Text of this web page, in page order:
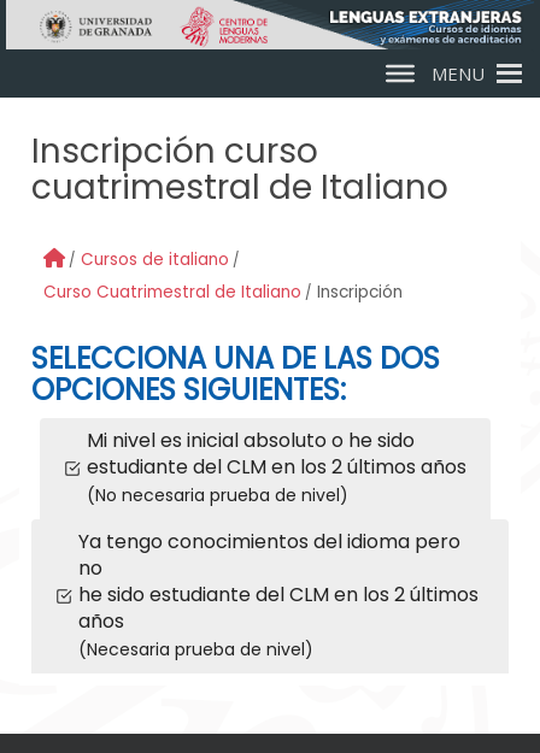
Skip to main content
MENU
Inscripción curso
cuatrimestral de Italiano
Cursos de italiano
Curso Cuatrimestral de Italiano
Inscripción
SELECCIONA UNA DE LAS DOS
OPCIONES SIGUIENTES:
Mi nivel es inicial absoluto o he sido
estudiante del CLM en los 2 últimos años
(No necesaria prueba de nivel)
Ya tengo conocimientos del idioma pero
no
he sido estudiante del CLM en los 2 últimos
años
(Necesaria prueba de nivel)
de